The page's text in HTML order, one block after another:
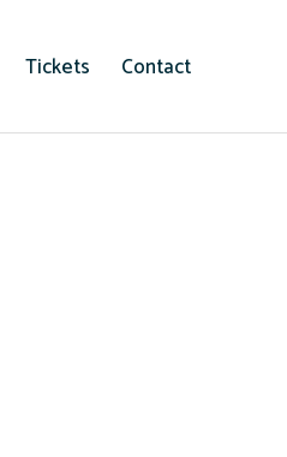
Tickets Contact